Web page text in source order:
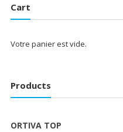
à
000 CFA
Cart
Votre panier est vide.
Products
ORTIVA TOP